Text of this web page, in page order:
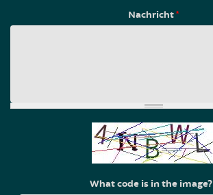
Nachricht*
What code is in the image?